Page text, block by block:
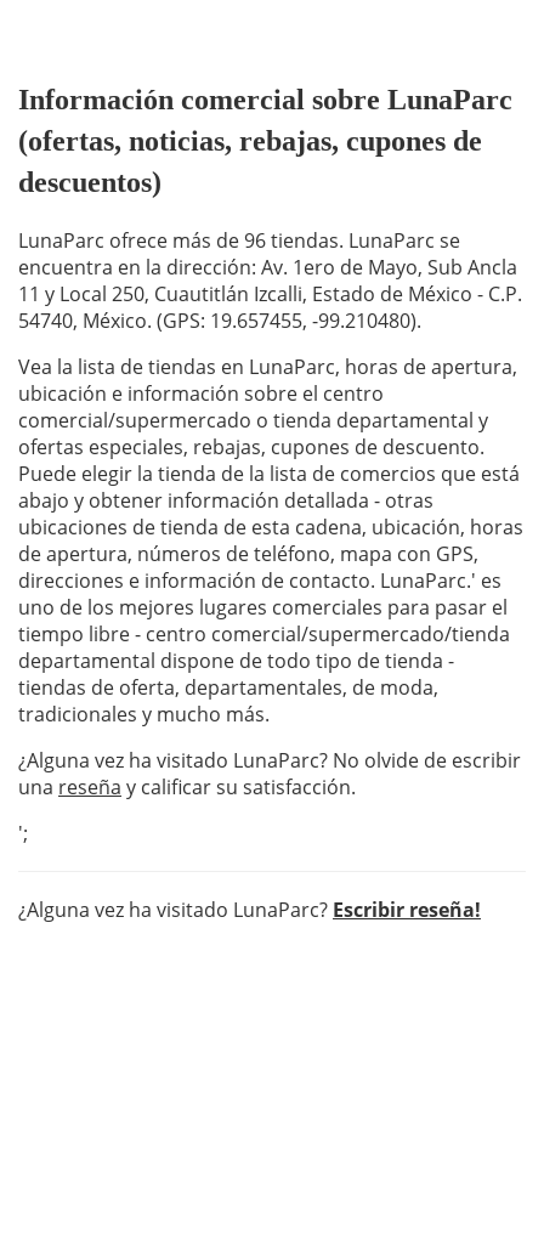
Información comercial sobre LunaParc
(ofertas, noticias, rebajas, cupones de
descuentos)
LunaParc ofrece más de 96 tiendas. LunaParc se
encuentra en la dirección: Av. 1ero de Mayo, Sub Ancla
11 y Local 250, Cuautitlán Izcalli, Estado de México - C.P.
54740, México. (GPS: 19.657455, -99.210480).
Vea la lista de tiendas en LunaParc, horas de apertura,
ubicación e información sobre el centro
comercial/supermercado o tienda departamental y
ofertas especiales, rebajas, cupones de descuento.
Puede elegir la tienda de la lista de comercios que está
abajo y obtener información detallada - otras
ubicaciones de tienda de esta cadena, ubicación, horas
de apertura, números de teléfono, mapa con GPS,
direcciones e información de contacto. LunaParc.' es
uno de los mejores lugares comerciales para pasar el
tiempo libre - centro comercial/supermercado/tienda
departamental dispone de todo tipo de tienda -
tiendas de oferta, departamentales, de moda,
tradicionales y mucho más.
¿Alguna vez ha visitado LunaParc? No olvide de escribir
una reseña y calificar su satisfacción.
';
¿Alguna vez ha visitado LunaParc? Escribir reseña!